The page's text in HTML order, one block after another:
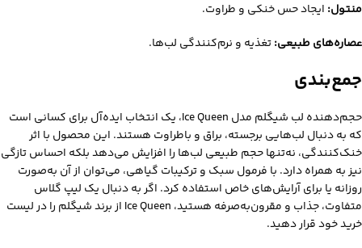
منتول: ایجاد حس خنکی و طراوت.
عصاره‌های طبیعی:تغذیه و نرم‌کنندگی لب‌ها.
جمع‌بندی
حجم‌دهنده لب شیگلم مدل Ice Queen، یک انتخاب ایده‌آل برای کسانی است
که به دنبال لب‌هایی برجسته، براق و باطراوت هستند. این محصول با اثر
خنک‌کنندگی، نه‌تنها حجم طبیعی لب‌ها را افزایش می‌دهد بلکه احساس تازگی
نیز به همراه دارد. با فرمول سبک و ترکیبات گیاهی، می‌توان از آن به‌صورت
روزانه یا برای آرایش‌های خاص استفاده کرد. اگر به دنبال یک لیپ گلاس
متفاوت، جذاب و مقرون‌به‌صرفه هستید، Ice Queen از برند شیگلم را در لیست
خرید خود قرار دهید.